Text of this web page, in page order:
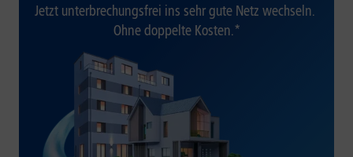
Jetzt unterbrechungsfrei ins sehr gute Netz wechseln.
Ohne doppelte Kosten.*